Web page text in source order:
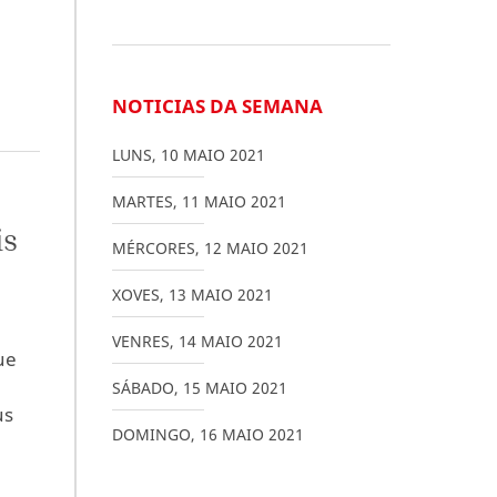
NOTICIAS DA SEMANA
LUNS, 10 MAIO 2021
MARTES, 11 MAIO 2021
MÉRCORES, 12 MAIO 2021
XOVES, 13 MAIO 2021
VENRES, 14 MAIO 2021
SÁBADO, 15 MAIO 2021
DOMINGO, 16 MAIO 2021